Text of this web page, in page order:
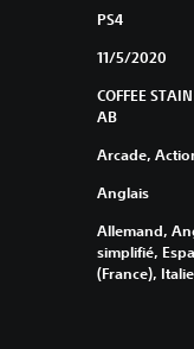
PS4
11/5/2020
COFFEE
AB
Arcade,
Anglais
Allemand,
simplifié,
(France),